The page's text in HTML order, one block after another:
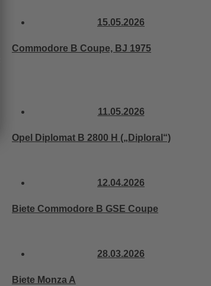
15.05.2026
Commodore B Coupe, BJ 1975
11.05.2026
Opel Diplomat B 2800 H („Diploral“)
12.04.2026
Biete Commodore B GSE Coupe
28.03.2026
Biete Monza A